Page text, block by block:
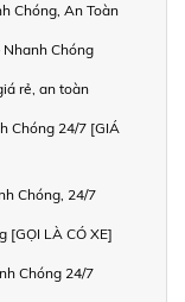
Chóng, An Toàn
Nhanh Chóng
rẻ, an toàn
Chóng 24/7 [GIÁ
Chóng, 24/7
[GỌI LÀ CÓ XE]
Chóng 24/7